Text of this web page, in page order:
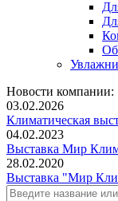
Новости компании:
03.02.2026
Климатическая
04.02.2023
Выставка Мир
28.02.2020
Выставка "Мир